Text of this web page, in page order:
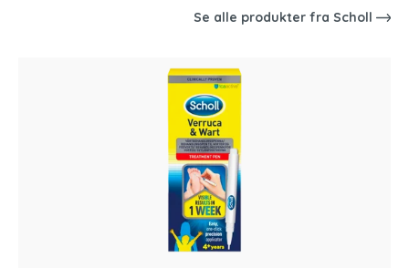
Se alle produkter fra Scholl
Spring over billedgalleri